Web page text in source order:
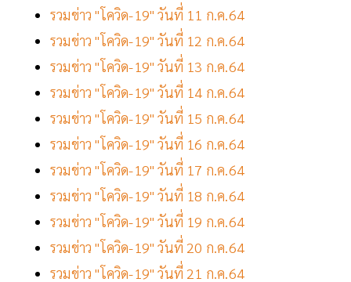
รวมข่าว "โควิด-19" วันที่ 11 ก.ค.64
รวมข่าว "โควิด-19" วันที่ 12 ก.ค.64
รวมข่าว "โควิด-19" วันที่ 13 ก.ค.64
รวมข่าว "โควิด-19" วันที่ 14 ก.ค.64
รวมข่าว "โควิด-19" วันที่ 15 ก.ค.64
รวมข่าว "โควิด-19" วันที่ 16 ก.ค.64
รวมข่าว "โควิด-19" วันที่ 17 ก.ค.64
รวมข่าว "โควิด-19" วันที่ 18 ก.ค.64
รวมข่าว "โควิด-19" วันที่ 19 ก.ค.64
รวมข่าว "โควิด-19" วันที่ 20 ก.ค.64
รวมข่าว "โควิด-19" วันที่ 21 ก.ค.64